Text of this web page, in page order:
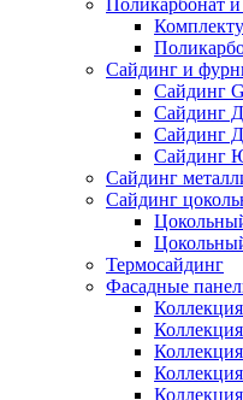
Сайдинг и
Сайдинг
Сайдинг
Сайдинг
Сайдинг
Сайдинг
Сайдинг
Термосайдинг
Фасадные